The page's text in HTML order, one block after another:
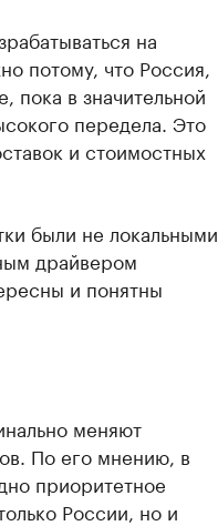
на
потому, что Россия,
пока в значительной
передела. Это
и стоимостных
были не локальными
драйвером
и понятны
меняют
По его мнению, в
приоритетное
России, но и